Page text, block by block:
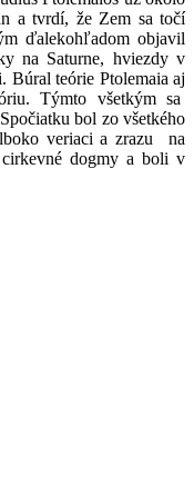
a tvrdí, že Zem sa točí
ďalekohľadom objavil
na Saturne, hviezdy v
Búral teórie Ptolemaia aj
Týmto všetkým sa
bol zo všetkého
veriaci a zrazu na
dogmy a boli v